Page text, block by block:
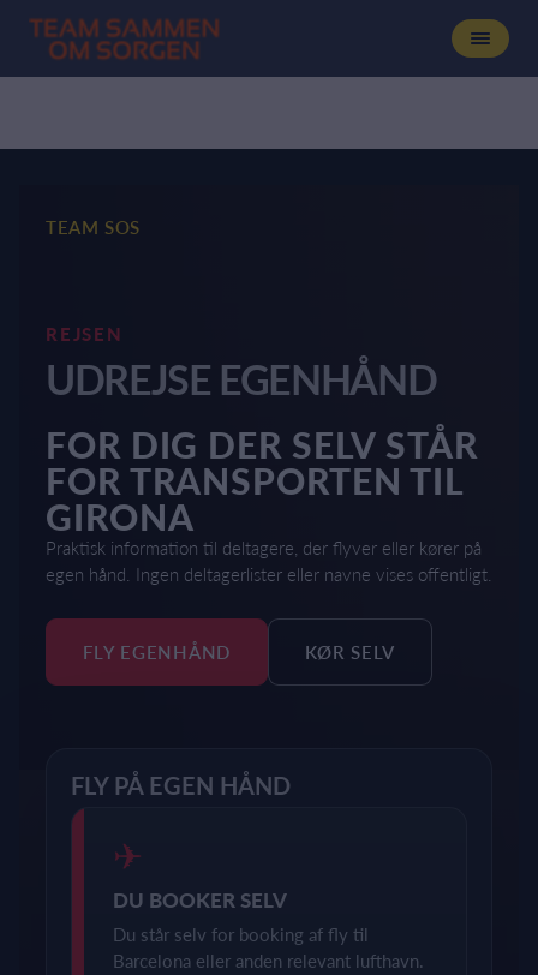
TEAM SOS
REJSEN
UDREJSE EGENHÅND
FOR DIG DER SELV STÅR
FOR TRANSPORTEN TIL
GIRONA
Praktisk information til deltagere, der flyver eller kører på
egen hånd. Ingen deltagerlister eller navne vises offentligt.
FLY EGENHÅND KØR SELV
FLY PÅ EGEN HÅND
✈
DU BOOKER SELV
Du står selv for booking af fly til
Barcelona eller anden relevant lufthavn.